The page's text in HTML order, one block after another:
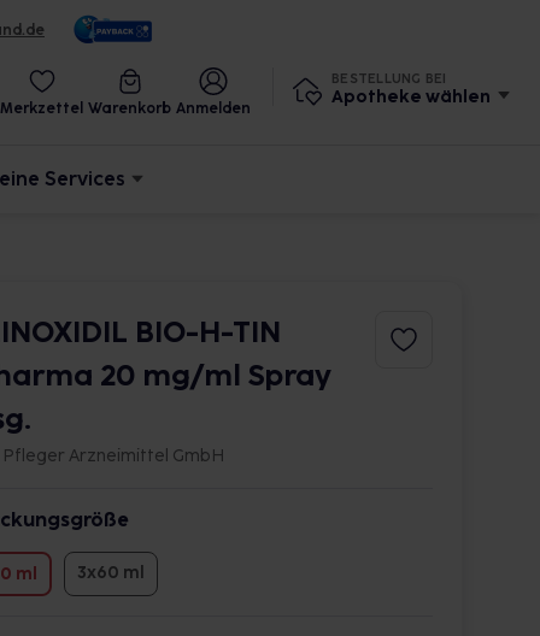
Merkzettel Warenkorb Anmelden
BESTELLUNG BEI
Apotheke wählen
Services
BIO-H-TIN
20 mg/ml Spray
Pfleger Arzneimittel GmbH
ml 3x60 ml